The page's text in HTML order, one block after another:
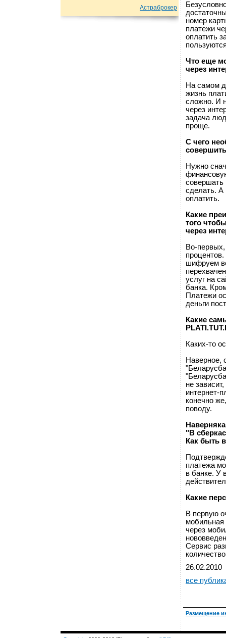
Астраброкер
номер
платежи
оплатить
Что еще
через
На самом
жизнь
сложно. И
через
задача
проще.
С чего
Нужно
совершать
сделать. А
оплатить.
Какие
того
через
Во-
шифруем
услуг на
банка.
Платежи
деньги
Какие
Каких-то
Наверное,
не
интернет-
конечно
поводу.
"В
Как быть
платежа
в банке. У
Какие
В первую
мобильная
через
Сервис
26.02.2010
все
Размещение